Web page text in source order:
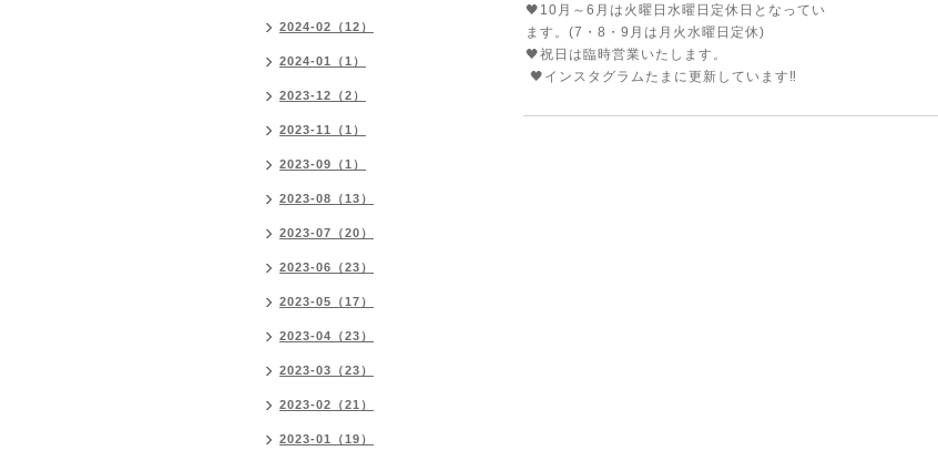
🖤10月～6月は火曜日水曜日定休日となってい
ます。(7・8・9月は月火水曜日定休)
🖤祝日は臨時営業いたします。
🖤インスタグラムたまに更新しています‼️
2024-02（12）
2024-01（1）
2023-12（2）
2023-11（1）
2023-09（1）
2023-08（13）
2023-07（20）
2023-06（23）
2023-05（17）
2023-04（23）
2023-03（23）
2023-02（21）
2023-01（19）